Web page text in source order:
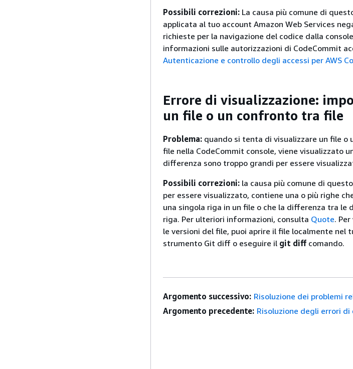
Possibili correzioni: La causa più comune di
applicata al tuo account Amazon Web Services
richieste per la navigazione del codice dalla
informazioni sulle autorizzazioni di CodeCommit
Autenticazione e controllo degli accessi per AWS
Errore di visualizzazione:
un file o un confronto tra file
Problema: quando si tenta di visualizzare un file
file nella CodeCommit console, viene visualizzato
differenza sono troppo grandi per essere
Possibili correzioni: la causa più comune di
per essere visualizzato, contiene una o più righe
una singola riga in un file o che la differenza tra le
riga. Per ulteriori informazioni, consulta Quote.
le versioni del file, puoi aprire il file localmente nel
strumento Git diff o eseguire il git diff comando.
Argomento successivo: Risoluzione dei problemi
Argomento precedente: Risoluzione degli errori di